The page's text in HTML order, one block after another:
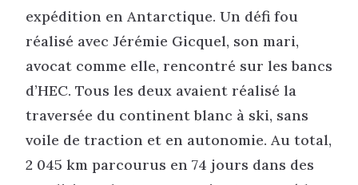
expédition en Antarctique. Un défi fou
réalisé avec Jérémie Gicquel, son mari,
avocat comme elle, rencontré sur les bancs
d’HEC. Tous les deux avaient réalisé la
traversée du continent blanc à ski, sans
voile de traction et en autonomie. Au total,
2 045 km parcourus en 74 jours dans des